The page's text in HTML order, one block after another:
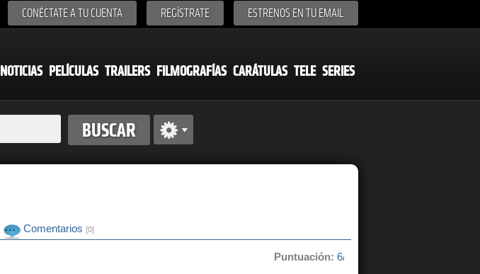
CONÉCTATE A TU CUENTA REGÍSTRATE ESTRENOS EN TU EMAIL
NOTICIAS PELÍCULAS TRAILERS FILMOGRAFÍAS CARÁTULAS TELE SERIES
Comentarios [0]
Puntuación: 6/10 de 2 votos